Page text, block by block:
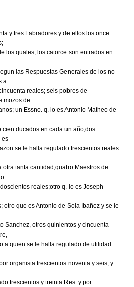
y tres Labradores y de ellos los once
los quales, los catorce son entrados en
las Respuestas Generales de los no
a
reales; seis pobres de
mozos de
un Essno. q. lo es Antonio Matheo de
ducados en cada un año;dos
es
se le halla regulado trescientos reales
tanta cantidad;quatro Maestros de
reales;otro q. lo es Joseph
otro que es Antonio de Sola Ibañez y se le
Sanchez, otros quinientos y cincuenta
a quien se le halla regulado de utilidad
organista trescientos noventa y seis; y
trescientos y treinta Res. y por